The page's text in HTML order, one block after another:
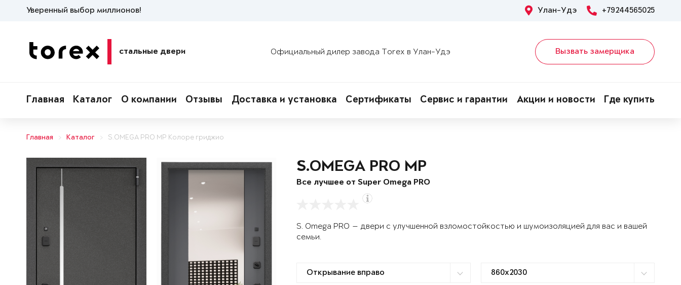
Уверенный выбор миллионов! Улан-Удэ +79244565025
стальные двери Официальный дилер завода Torex в Улан-Удэ Вызвать замерщика
Главная Каталог О компании Отзывы Доставка и установка Сертификаты Сервис и гарантии Акции и новости Где купить
Главная Каталог S.OMEGA PRO MP Колоре гриджио
S.OMEGA PRO MP
Все лучшее от Super Omega PRO
S. Omega PRO — двери с улучшенной взломостойкостью и шумоизоляцией для вас и вашей
семьи.